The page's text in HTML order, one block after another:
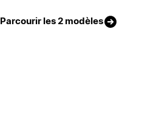
Parcourir les 2 modèles